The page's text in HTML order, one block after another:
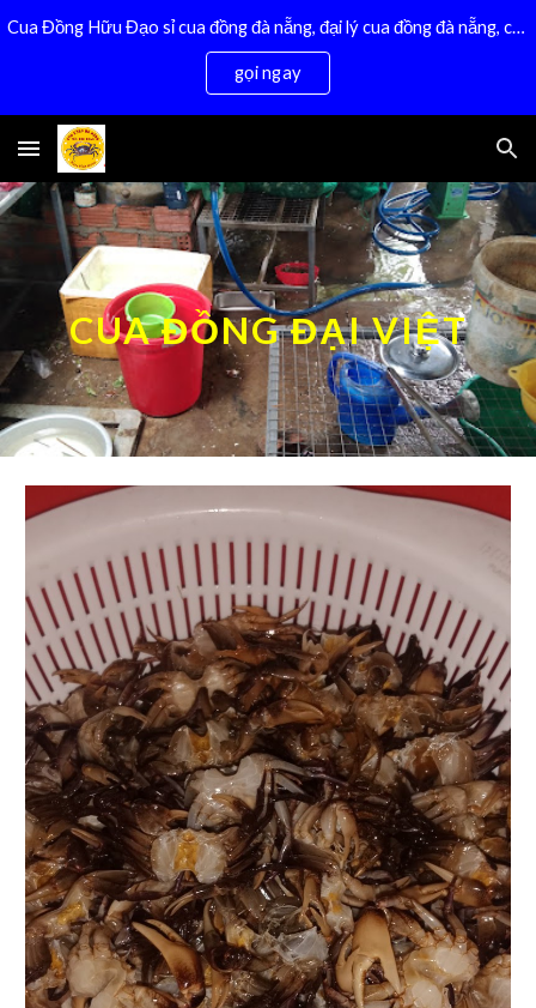
Skip to main content Skip to navigation
Cua Đồng Hữu Đạo sỉ cua đồng đà nẵng, đại lý cua đồng đà nẵng, cua xay đà nẵng, cua đồng sống,bán cua đồng tại đà nẵng 0932 557 973
gọi ngay
CUA ĐỒNG ĐẠI VIỆT